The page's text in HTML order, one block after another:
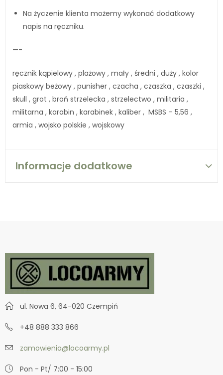
Na życzenie klienta możemy wykonać dodatkowy
napis na ręczniku.
—-
ręcznik kąpielowy , plażowy , mały , średni , duży , kolor
piaskowy beżowy , punisher , czacha , czaszka , czaszki ,
skull , grot , broń strzelecka , strzelectwo , militaria ,
militarna , karabin , karabinek , kaliber , MSBS – 5,56 ,
armia , wojsko polskie , wojskowy
Informacje dodatkowe
ul. Nowa 6, 64-020 Czempiń
+48 888 333 866
zamowienia@locoarmy.pl
Pon - Pt/ 7:00 - 15:00